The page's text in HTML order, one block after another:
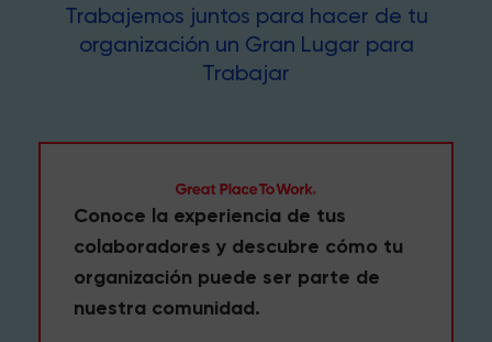
Trabajemos juntos para hacer de tu
organización un Gran Lugar para
Trabajar
Conoce la experiencia de tus
colaboradores y descubre cómo tu
organización puede ser parte de
nuestra comunidad.